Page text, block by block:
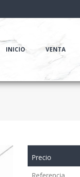
INICIO VENTA
Precio